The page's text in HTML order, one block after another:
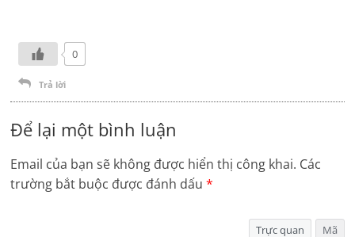
0
Trả lời
Để lại một bình luận
Email của bạn sẽ không được hiển thị công khai. Các
trường bắt buộc được đánh dấu*
Trực quan Mã